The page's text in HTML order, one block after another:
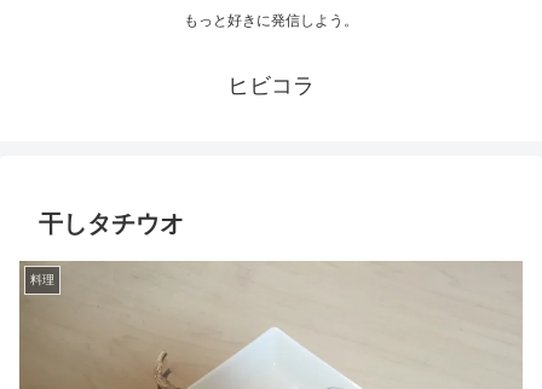
もっと好きに発信しよう。
ヒビコラ
干しタチウオ
料理